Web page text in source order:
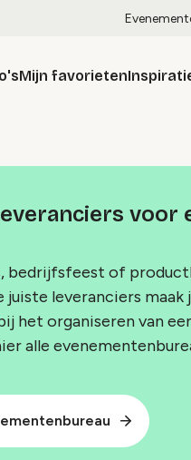
Mijn favorieten
voor
bedrijfsfeest of
leveranciers maak
het organiseren van
alle